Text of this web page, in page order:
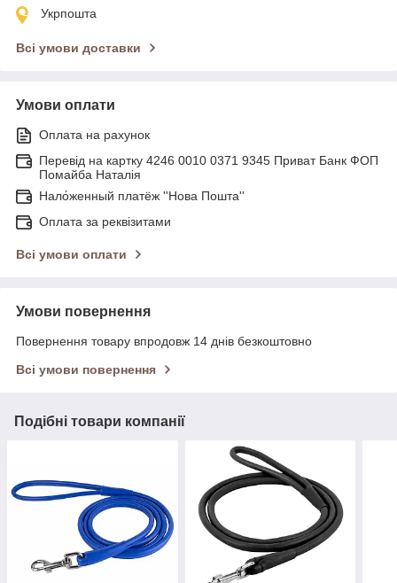
Укрпошта
Всі умови доставки
Умови оплати
Оплата на рахунок
Перевід на картку 4246 0010 0371 9345 Приват Банк ФОП
Помайба Наталія
Нало́женный платёж ''Нова Пошта''
Оплата за реквізитами
Всі умови оплати
Умови повернення
Повернення товару впродовж 14 днів безкоштовно
Всі умови повернення
Подібні товари компанії